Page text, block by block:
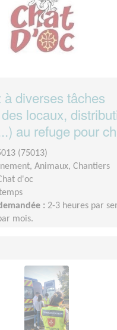
à diverses tâches
locaux,
au refuge pour
(75013)
Animaux, Chantiers
d'oc
: 2-3 heures par
mois.